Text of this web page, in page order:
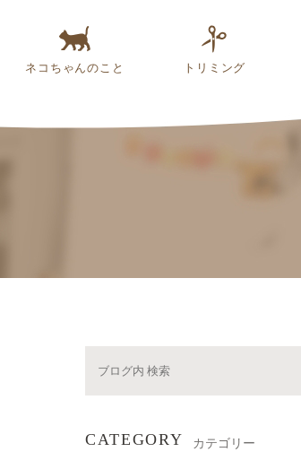
ネコちゃんのこと トリミング
CATEGORY カテゴリー